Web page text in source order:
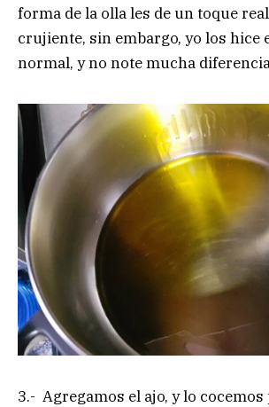
forma de la olla les de un toque
crujiente, sin embargo, yo los hice
normal, y no note mucha
3.- Agregamos el ajo, y lo